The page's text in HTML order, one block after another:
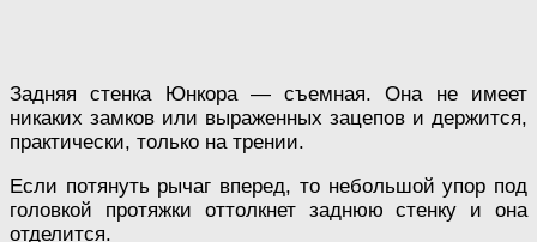
Задняя стенка Юнкора — съемная. Она не имеет
никаких замков или выраженных зацепов и держится,
практически, только на трении.
Если потянуть рычаг вперед, то небольшой упор под
головкой протяжки оттолкнет заднюю стенку и она
отделится.